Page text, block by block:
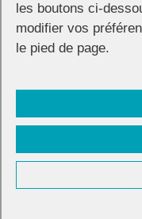
les boutons ci-
modifier vos
le pied de page.